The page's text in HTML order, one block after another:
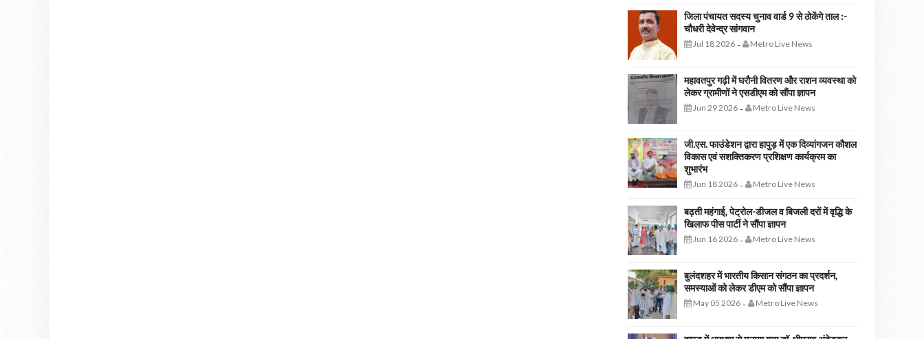
जिला पंचायत सदस्य चुनाव वार्ड 9 से ठोकेंगे ताल :-
चौधरी देवेन्द्र सांगवान
Jul 18 2026 - Metro Live News
महावतपुर गढ़ी में घरौनी वितरण और राशन व्यवस्था को
लेकर ग्रामीणों ने एसडीएम को सौंपा ज्ञापन
Jun 29 2026 - Metro Live News
जी.एस. फाउंडेशन द्वारा हापुड़ में एक दिव्यांगजन कौशल
विकास एवं सशक्तिकरण प्रशिक्षण कार्यक्रम का
शुभारंभ
Jun 18 2026 - Metro Live News
बढ़ती महंगाई, पेट्रोल-डीजल व बिजली दरों में वृद्धि के
खिलाफ पीस पार्टी ने सौंपा ज्ञापन
Jun 16 2026 - Metro Live News
बुलंदशहर में भारतीय किसान संगठन का प्रदर्शन,
समस्याओं को लेकर डीएम को सौंपा ज्ञापन
May 05 2026 - Metro Live News